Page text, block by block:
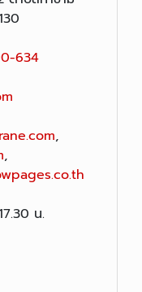
634
,
,
น.